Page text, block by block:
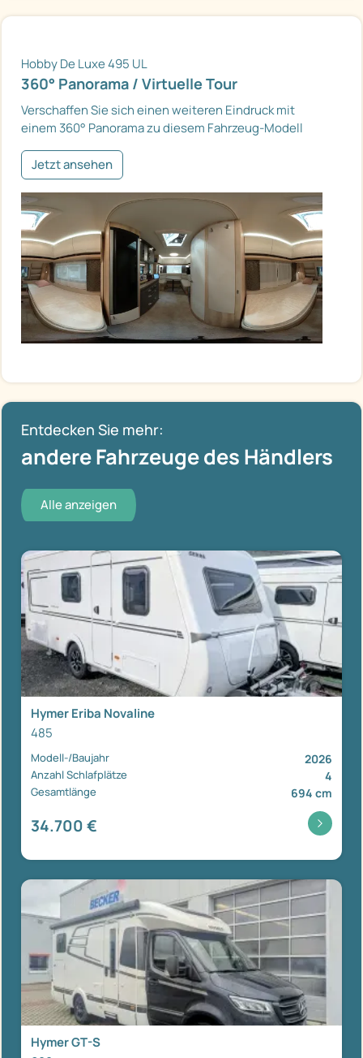
Hobby De Luxe 495 UL
360° Panorama / Virtuelle Tour
Verschaffen Sie sich einen weiteren Eindruck mit
einem 360° Panorama zu diesem Fahrzeug-Modell
Jetzt ansehen
Entdecken Sie mehr:
andere Fahrzeuge des Händlers
Alle anzeigen
Hymer Eriba Novaline
485
Modell-/Baujahr 2026
Anzahl Schlafplätze 4
Gesamtlänge 694 cm
34.700 €
Hymer GT-S